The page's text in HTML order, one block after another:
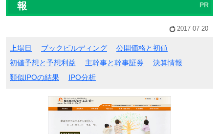
報
2017-07-20
上場日 ブックビルディング
公開価格と初値
初値予想と予想利益
主幹事と幹事証券
決算情報
類似IPOの結果
IPO分析